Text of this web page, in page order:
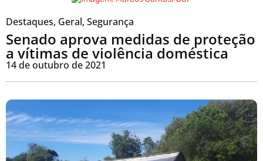
Destaques, Geral, Segurança
Senado aprova medidas de proteção
a vítimas de violência doméstica
14 de outubro de 2021